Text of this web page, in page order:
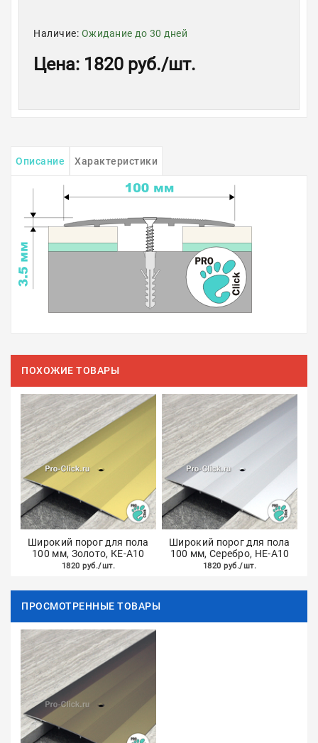
Наличие: Ожидание до 30 дней
Цена: 1820 руб./шт.
Описание Характеристики
ПОХОЖИЕ ТОВАРЫ
Широкий порог для пола
100 мм, Золото, КЕ-А10
1820 руб./шт.
Широкий порог для пола
100 мм, Серебро, НЕ-А10
1820 руб./шт.
ПРОСМОТРЕННЫЕ ТОВАРЫ